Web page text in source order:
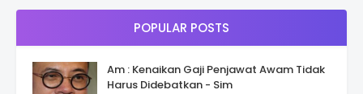
POPULAR POSTS
Am : Kenaikan Gaji Penjawat Awam Tidak
Harus Didebatkan - Sim